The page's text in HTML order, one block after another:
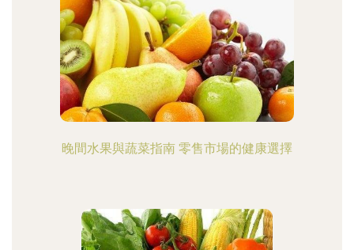
晚間水果與蔬菜指南 零售市場的健康選擇